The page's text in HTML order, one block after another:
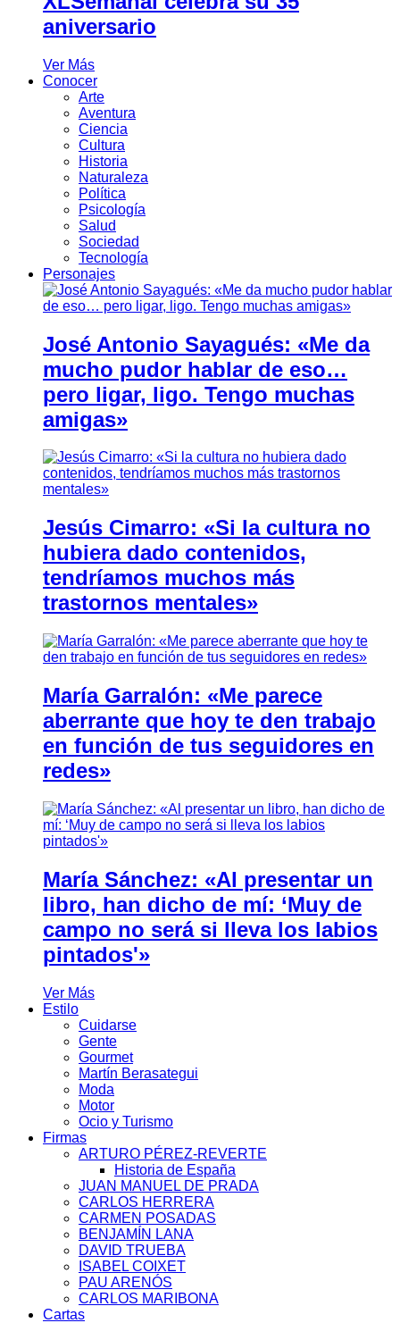
aniversario
Ver Más
Conocer
Arte
Aventura
Ciencia
Cultura
Historia
Naturaleza
Política
Psicología
Salud
Sociedad
Tecnología
Personajes
José Antonio Sayagués: «Me da
mucho pudor hablar de eso…
pero ligar, ligo. Tengo muchas
amigas»
Jesús Cimarro: «Si la cultura no
hubiera dado contenidos,
tendríamos muchos más
trastornos mentales»
María Garralón: «Me parece
aberrante que hoy te den trabajo
en función de tus seguidores en
redes»
María Sánchez: «Al presentar un
libro, han dicho de mí: ‘Muy de
campo no será si lleva los labios
pintados'»
Ver Más
Estilo
Cuidarse
Gente
Gourmet
Martín Berasategui
Moda
Motor
Ocio y Turismo
Firmas
ARTURO PÉREZ-REVERTE
Historia de España
JUAN MANUEL DE PRADA
CARLOS HERRERA
CARMEN POSADAS
BENJAMÍN LANA
DAVID TRUEBA
ISABEL COIXET
PAU ARENÓS
CARLOS MARIBONA
Cartas